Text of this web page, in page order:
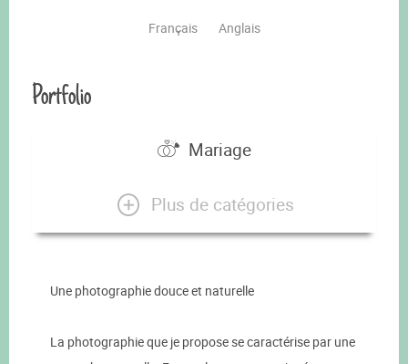
Français Anglais
Portfolio
Mariage
Plus de catégories
Une photographie douce et naturelle
La photographie que je propose se caractérise par une